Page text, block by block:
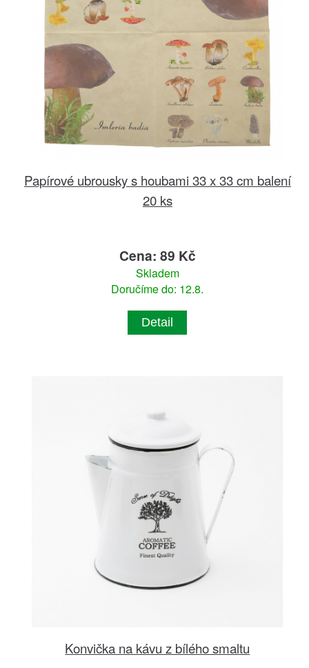
Papírové ubrousky s houbami 33 x 33 cm balení
20 ks
Cena: 89 Kč
Skladem
Doručíme do: 12.8.
Detail
Konvička na kávu z bílého smaltu